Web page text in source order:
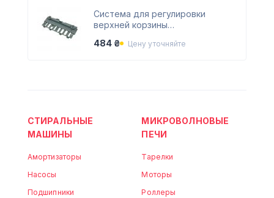
Система для регулировки
верхней корзины
Electrolux 1527359325
484 ₴ Цену уточняйте
СТИРАЛЬНЫЕ
МАШИНЫ
Амортизаторы
Насосы
Подшипники
МИКРОВОЛНОВЫЕ
ПЕЧИ
Тарелки
Моторы
Роллеры